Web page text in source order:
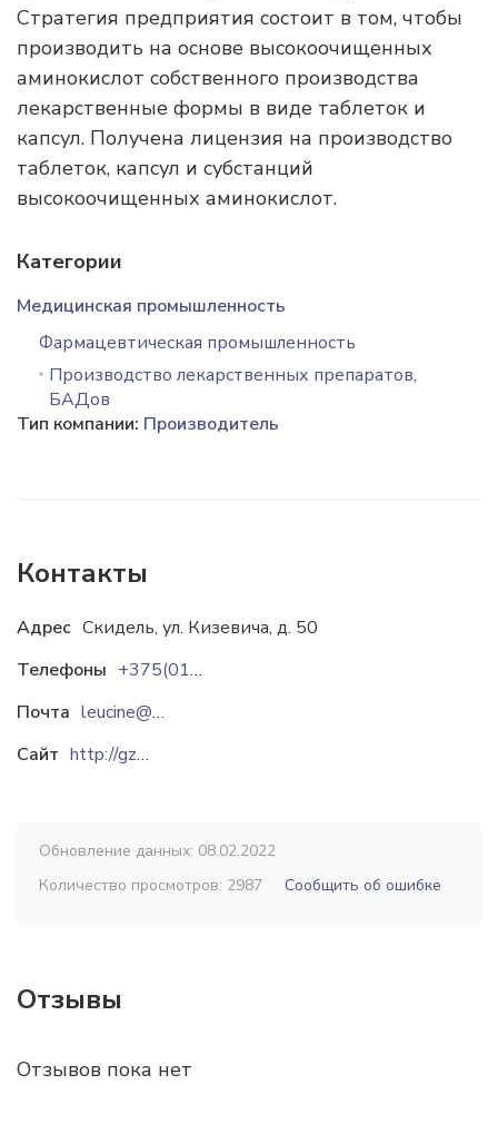
Стратегия предприятия состоит в том, чтобы
производить на основе высокоочищенных
аминокислот собственного производства
лекарственные формы в виде таблеток и
капсул. Получена лицензия на производство
таблеток, капсул и субстанций
высокоочищенных аминокислот.
Категории
Медицинская промышленность
Фармацевтическая промышленность
Производство лекарственных препаратов,
БАДов
Тип компании: Производитель
Контакты
Адрес Скидель, ул. Кизевича, д. 50
Телефоны
+375(0152)977-926
Почта
leucine@mail.grodno.by
Сайт
http://gzmp.narod.ru
Обновление данных: 08.02.2022
Количество просмотров: 2987
Сообщить об ошибке
Отзывы
Отзывов пока нет